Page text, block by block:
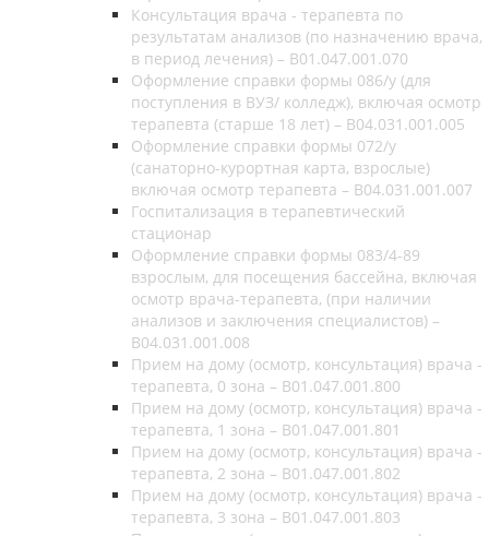
Консультация врача - терапевта по
результатам анализов (по назначению врача,
в период лечения) – B01.047.001.070
Оформление справки формы 086/у (для
поступления в ВУЗ/ колледж), включая осмотр
терапевта (старше 18 лет) – B04.031.001.005
Оформление справки формы 072/у
(санаторно-курортная карта, взрослые)
включая осмотр терапевта – B04.031.001.007
Госпитализация в терапевтический
стационар
Оформление справки формы 083/4-89
взрослым, для посещения бассейна, включая
осмотр врача-терапевта, (при наличии
анализов и заключения специалистов) –
B04.031.001.008
Прием на дому (осмотр, консультация) врача -
терапевта, 0 зона – В01.047.001.800
Прием на дому (осмотр, консультация) врача -
терапевта, 1 зона – В01.047.001.801
Прием на дому (осмотр, консультация) врача -
терапевта, 2 зона – В01.047.001.802
Прием на дому (осмотр, консультация) врача -
терапевта, 3 зона – В01.047.001.803